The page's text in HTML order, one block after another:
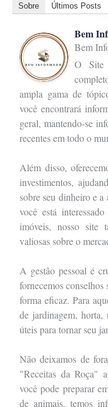
Sobre Últimos Posts
Bem
Bem
O Site
ampla gama de
você encontrará
geral, mantendo-se
recentes em todo o
Além disso,
investimentos,
sobre seu dinheiro e
você está
imóveis, nosso site
valiosas sobre o
A gestão pessoal é
fornecemos
forma eficaz. Para
de jardinagem, horta,
úteis para tornar seu
Não deixamos de
"Receitas da Roça"
você pode preparar
de animais, temos